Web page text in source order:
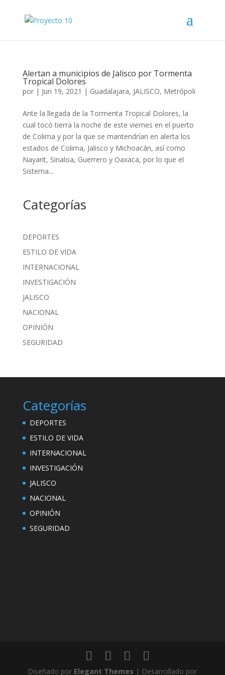
Alertan a municipios de Jalisco por Tormenta
Tropical Dolores
por | Jun 19, 2021 | Guadalajara, JALISCO, Metrópoli
Ante la llegada de la Tormenta Tropical Dolores, la
cual tocó tierra la noche de este viernes en el puerto
de Colima y por la que se mantendrían en alerta los
estados de Colima, Jalisco y Michoacán, así como
Nayarit, Sinaloa, Guerrero y Oaxaca, por lo que el
Sistema...
Categorías
DEPORTES
ESTILO DE VIDA
INTERNACIONAL
INVESTIGACIÓN
JALISCO
NACIONAL
OPINIÓN
SEGURIDAD
Categorías
DEPORTES
ESTILO DE VIDA
INTERNACIONAL
INVESTIGACIÓN
JALISCO
NACIONAL
OPINIÓN
SEGURIDAD
Diseñado por Elegant Themes | Desarrollado por